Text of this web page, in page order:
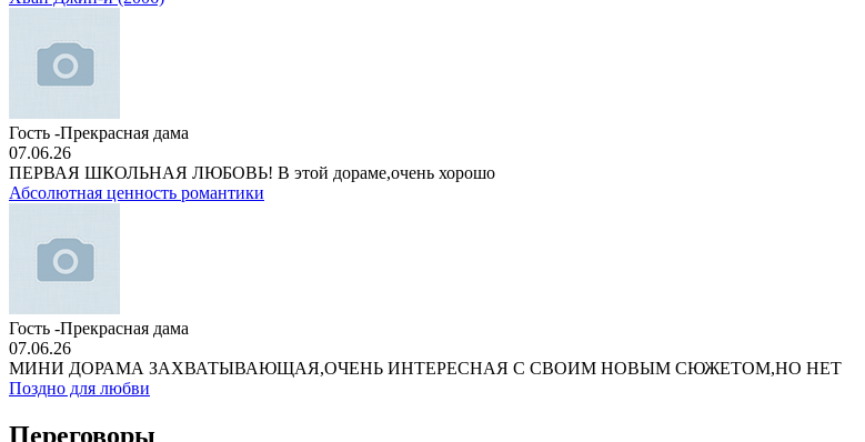
Гость -Прекрасная дама
07.06.26
ПЕРВАЯ ШКОЛЬНАЯ ЛЮБОВЬ! В этой дораме,очень хорошо
Абсолютная ценность романтики
Гость -Прекрасная дама
07.06.26
МИНИ ДОРАМА ЗАХВАТЫВАЮЩАЯ,ОЧЕНЬ ИНТЕРЕСНАЯ С СВОИМ НОВЫМ СЮЖЕТОМ,НО НЕТ
Поздно для любви
Переговоры